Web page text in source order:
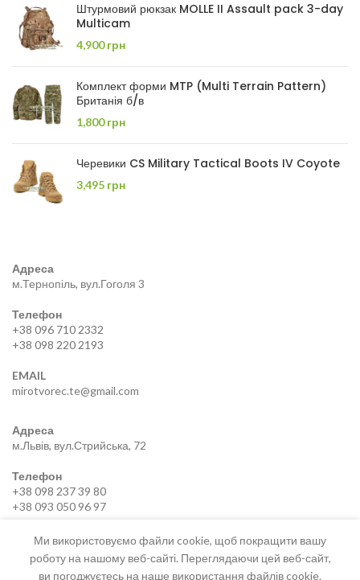
Штурмовий рюкзак MOLLE II Assault pack 3-day
Multicam
4,900грн
Комплект форми MTP (Multi Terrain Pattern)
Британія б/в
1,800грн
Черевики CS Military Tactical Boots IV Coyote
3,495 грн
Адреса
м.Тернопіль, вул.Гоголя 3
Телефон
+38 096 710 2332
+38 098 220 2193
EMAIL
mirotvorec.te@gmail.com
Адреса
м.Львів, вул.Стрийська, 72
Телефон
+38 098 237 39 80
+38 093 050 96 97
EMAIL
mirotvorec.lviv@gmail.com
Ми використовуємо файли cookie, щоб покращити вашу
роботу на нашому веб-сайті. Переглядаючи цей веб-сайт,
ви погоджуєтесь на наше використання файлів cookie.